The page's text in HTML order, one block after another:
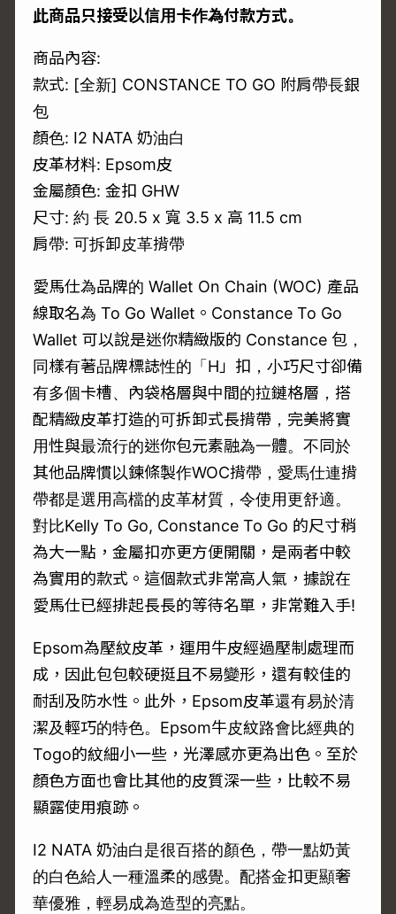
此商品只接受以信用卡作為付款方式。
商品內容:
款式: [全新] CONSTANCE TO GO 附肩帶長銀
包
顏色: I2 NATA 奶油白
皮革材料: Epsom皮
金屬顏色: 金扣 GHW
尺寸: 約 長 20.5 x 寬 3.5 x 高 11.5 cm
肩帶: 可拆卸皮革揹帶
愛馬仕為品牌的 Wallet On Chain (WOC) 產品
線取名為 To Go Wallet。Constance To Go
Wallet 可以說是迷你精緻版的 Constance 包，
同樣有著品牌標誌性的「H」扣，小巧尺寸卻備
有多個卡槽、內袋格層與中間的拉鏈格層，搭
配精緻皮革打造的可拆卸式長揹帶，完美將實
用性與最流行的迷你包元素融為一體。不同於
其他品牌慣以鍊條製作WOC揹帶，愛馬仕連揹
帶都是選用高檔的皮革材質，令使用更舒適。
對比Kelly To Go, Constance To Go 的尺寸稍
為大一點，金屬扣亦更方便開關，是兩者中較
為實用的款式。這個款式非常高人氣，據說在
愛馬仕已經排起長長的等待名單，非常難入手!
Epsom為壓紋皮革，運用牛皮經過壓制處理而
成，因此包包較硬挺且不易變形，還有較佳的
耐刮及防水性。此外，Epsom皮革還有易於清
潔及輕巧的特色。Epsom牛皮紋路會比經典的
Togo的紋細小一些，光澤感亦更為出色。至於
顏色方面也會比其他的皮質深一些，比較不易
顯露使用痕跡。
I2 NATA 奶油白是很百搭的顏色，帶一點奶黃
的白色給人一種溫柔的感覺。配搭金扣更顯奢
華優雅，輕易成為造型的亮點。